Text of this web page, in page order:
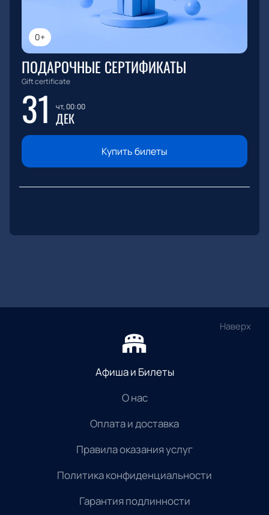
0+
ПОДАРОЧНЫЕ СЕРТИФИКАТЫ
Gift certificate
31 чт, 00:00
ДЕК
Купить билеты
Наверх
Афиша и Билеты
О нас
Оплата и доставка
Правила оказания услуг
Политика конфиденциальности
Гарантия подлинности